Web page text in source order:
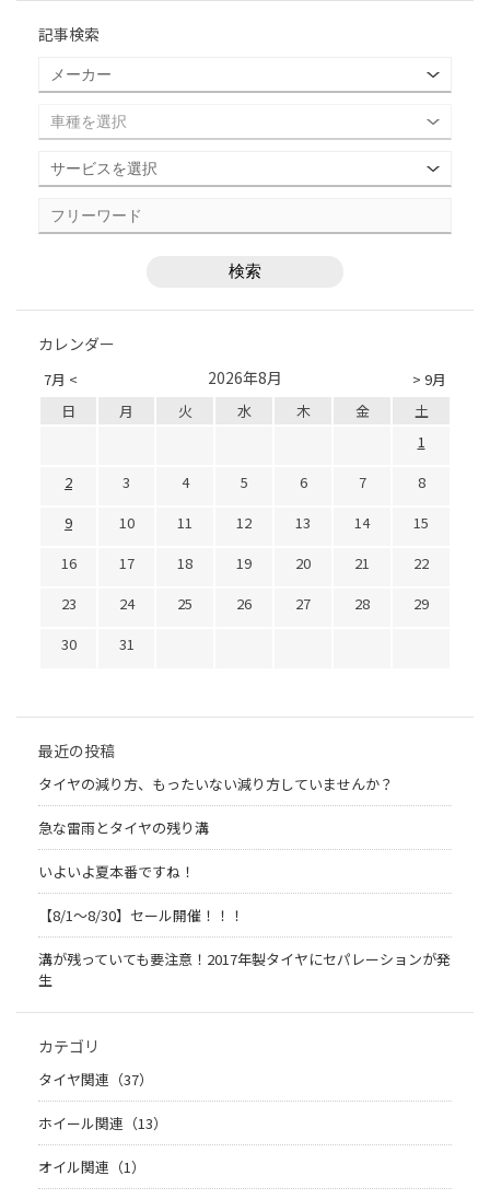
記事検索
カレンダー
7月 < > 9月
2026年8月
日 月 火 水 木 金
土
1
2
3 4 5 6 7
8
9
10 11 12 13 14
15
16
17 18 19 20 21
22
23
24 25 26 27 28
29
30
31
最近の投稿
タイヤの減り方、もったいない減り方していませんか？
急な雷雨とタイヤの残り溝
いよいよ夏本番ですね！
【8/1～8/30】セール開催！！！
溝が残っていても要注意！2017年製タイヤにセパレーションが発
生
カテゴリ
タイヤ関連（37）
ホイール関連（13）
オイル関連（1）